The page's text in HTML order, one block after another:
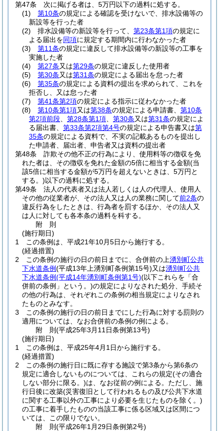
第47条
次に掲げる者は、5万円以下の過料に処する。
(1)
第10条の規定による確認を受けないで、排水設備等の
新設等を行った者
(2)
排水設備等の新設等を行って、 第23条第1項の規定に
よる届出を同項に規定する期間内に行わなかった者
(3)
第11条の規定に違反して排水設備等の新設等の工事を
実施した者
(4)
第27条又は第29条の規定に違反した使用者
(5)
第30条又は第31条の規定による届出を怠った者
(6)
第35条の規定による資料の提出を求められて、これを
拒否し、又は怠った者
(7)
第41条第2項の規定による指示に従わなかった者
(8)
第10条第1項又は第38条の規定による申請書、 第10条
第2項前段
第28条第1項 第30条又は第31条の規定によ
る届出書、 第33条第2項第4号の規定による申告書又は第
35条の規定による資料で、不実の記載あるものを提出し
た申請者、届出者、申告者又は資料の提出者
第48条
詐欺その他不正の行為により、使用料等の徴収を免
れた者は、その徴収を免れた金額の5倍に相当する金額(当
該5倍に相当する金額が5万円を超えないときは、5万円と
する。)以下の過料に処する。
第49条
法人の代表者又は法人若しくは人の代理人、使用人
その他の従業者が、その法人又は人の業務に関して前2条の
違反行為をしたときは、行為者を罰するほか、その法人又
は人に対しても各本条の過料を科する。
附 則
(施行期日)
1
この条例は、平成21年10月5日から施行する。
(経過措置)
2
この条例の施行の日の前日までに、合併前の上湧別町公共
下水道条例(平成13年上湧別町条例第15号)又は湧別町公共
下水道条例(平成14年湧別町条例第1号)(以下これらを「合
併前の条例」という。)の規定によりなされた処分、手続そ
の他の行為は、それぞれこの条例の相当規定によりなされ
たものとみなす。
3
この条例の施行の日の前日までにした行為に対する罰則の
適用については、なお合併前の条例の例による。
附 則(平成25年3月11日条例第13号)
(施行期日)
1
この条例は、平成25年4月1日から施行する。
(経過措置)
2
この条例の施行日に既に存する施設で第3条から第6条の
規定に適合しないものについては、これらの規定(その適合
しない部分に限る。)は、なお従前の例による。 ただし、施
行日後に改築(災害復旧として行われるもの及び公共下水道
に関する工事以外の工事により必要を生じたものを除く。)
の工事に着手したものの当該工事に係る区域又は区間につ
いては、この限りでない。
附 則(平成26年1月29日条例第2号)